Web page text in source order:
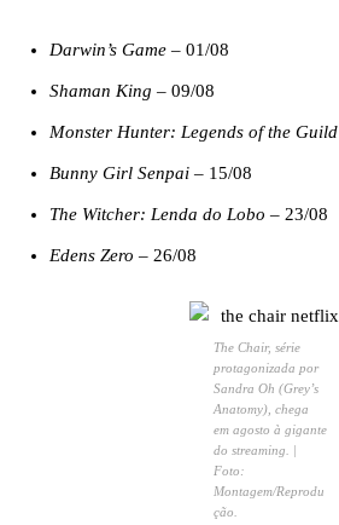
Darwin’s Game – 01/08
Shaman King – 09/08
Monster Hunter: Legends of the Guild
Bunny Girl Senpai – 15/08
The Witcher: Lenda do Lobo – 23/08
Edens Zero – 26/08
The Chair, série
protagonizada por
Sandra Oh (Grey’s
Anatomy), chega
em agosto à gigante
do streaming . |
Foto:
Montagem/Reprodu
ção.